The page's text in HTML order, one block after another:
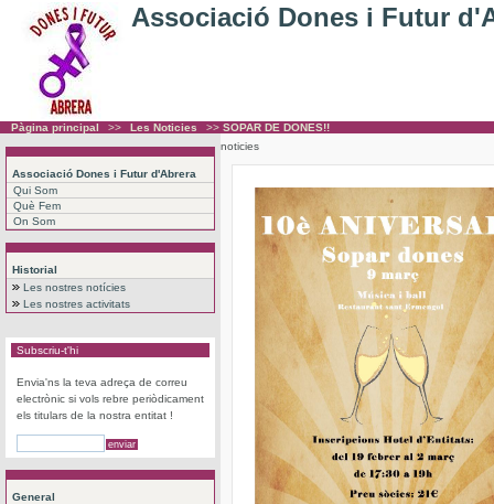
Associació Dones i Futur
Pàgina principal >> Les Noticies >> SOPAR DE DONES!!
Associació Dones i Futur d'Abrera
Qui Som
Què Fem
On Som
Historial
Les nostres notícies
Les nostres activitats
Subscriu-t'hi
Envia'ns la teva adreça de correu
electrònic si vols rebre periòdicament
els titulars de la nostra entitat !
General
noticies